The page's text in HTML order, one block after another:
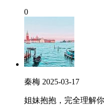
0
秦梅 2025-03-17
姐妹抱抱，完全理解